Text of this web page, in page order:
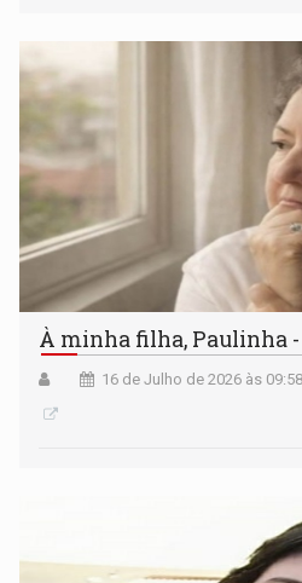
À minha filha, Paulinha
16 de Julho de 2026 às 09:58